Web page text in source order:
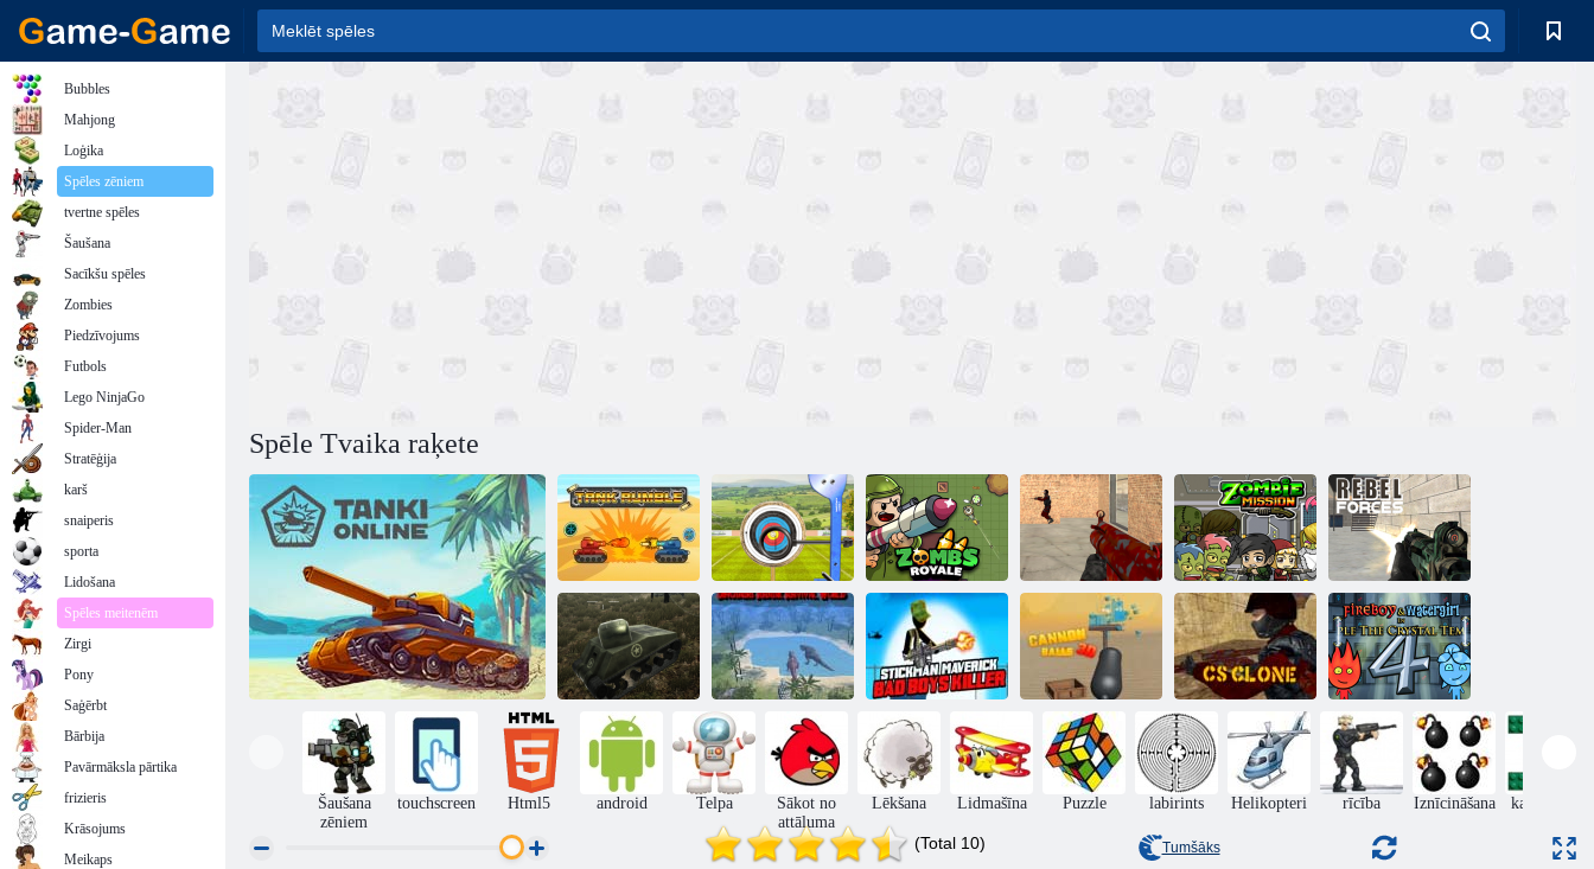
Spēle Tvaika raķete
Tanku dārdoņa
Loka šaušanas
pasaules tūre
Zombas Royale.
io
Traks šāvēji Zombiju misija 1
Nemiernieku
spēki
Tanku kara
simulators
Dinozauru
Jurassic
Survival World
Stickman
maverick slikto
zēnu slepkava
Lielgabala
bumbiņas 3d
CS klons
Fireboy and
Watergirl 4:
Kristāla templis
Šaušana
zēniem
touchscreen Html5 android Telpa
Sākot no
attāluma
Lēkšana Lidmašīna Puzzle labirints Helikopteri rīcība Iznīcināšana kara spēles
(Total 10) Tumšāks
Bubbles
Mahjong
Loģika
Spēles zēniem
tvertne spēles
Šaušana
Sacīkšu spēles
Zombies
Piedzīvojums
Futbols
Lego NinjaGo
Spider-Man
Stratēģija
karš
snaiperis
sporta
Lidošana
Spēles meitenēm
Zirgi
Pony
Saģērbt
Bārbija
Pavārmāksla pārtika
frizieris
Krāsojums
Meikaps